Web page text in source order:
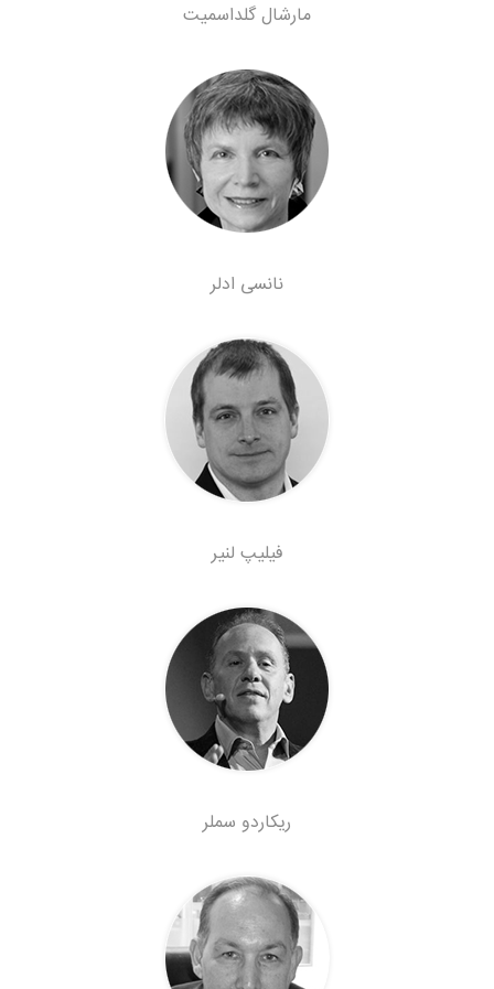
مارشال گلداسمیت
نانسی ادلر
فیلیپ لنیر
ریکاردو سملر